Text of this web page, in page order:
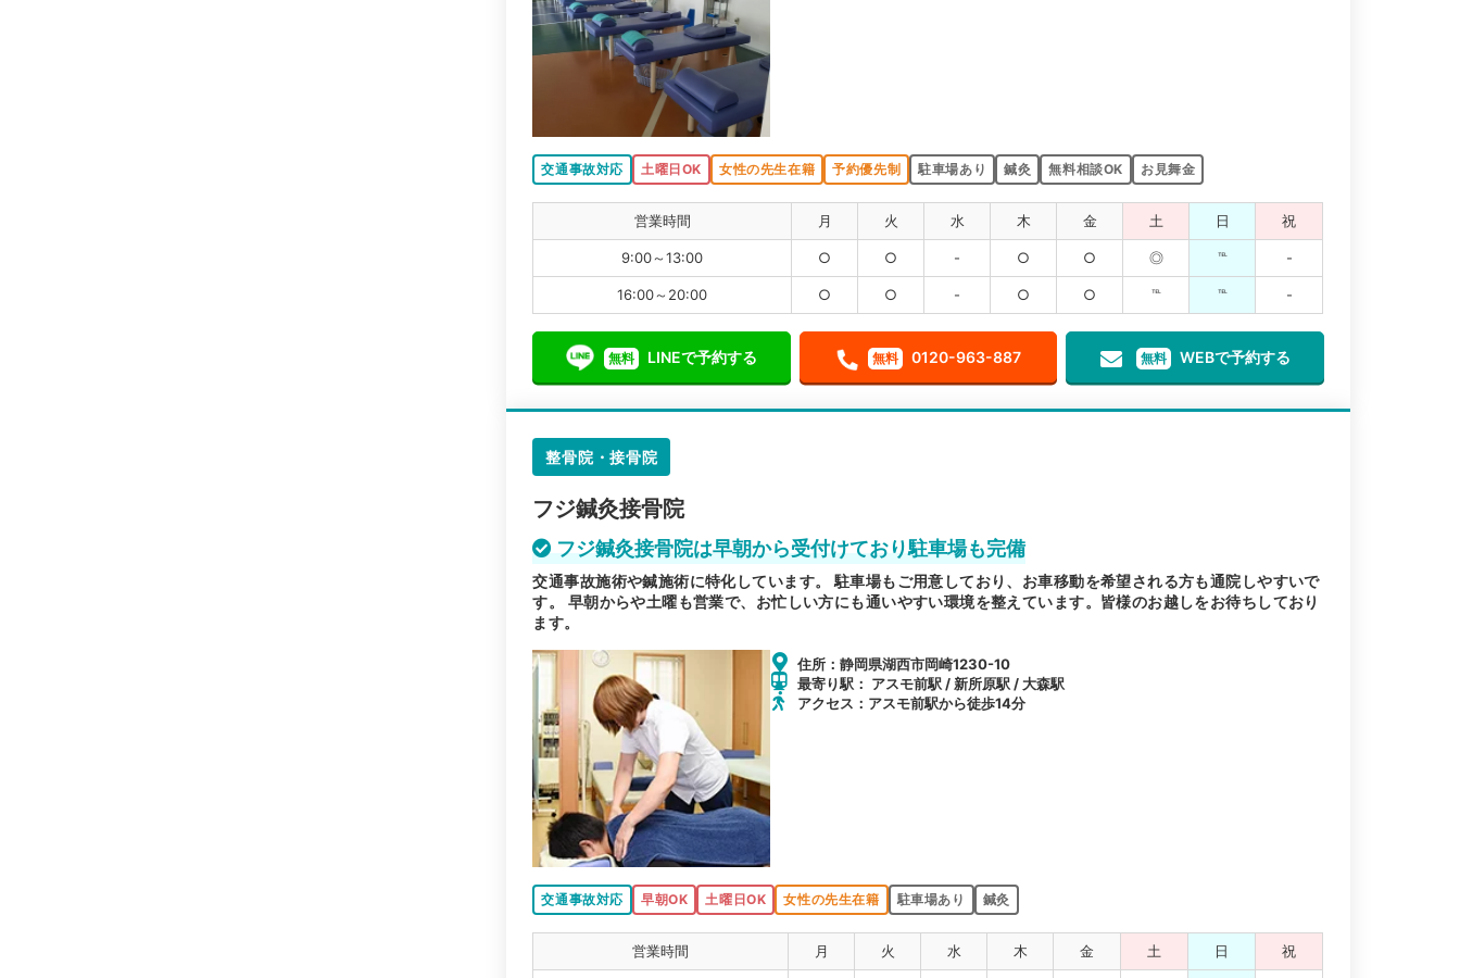
交通事故対応 土曜日OK 女性の先生在籍 予約優先制 駐車場あり 鍼灸 無料相談OK お見舞金
営業時間 月 火 水 木 金 土 日 祝
9:00～13:00 ○ ○ - ○ ○ ◎ ℡ -
16:00～20:00 ○ ○ - ○ ○ ℡ ℡ -
無料 LINEで予約する 無料 0120-963-887 無料 WEBで予約する
整骨院・接骨院
フジ鍼灸接骨院
フジ鍼灸接骨院は早朝から受付けており駐車場も完備
交通事故施術や鍼施術に特化しています。 駐車場もご用意しており、お車移動を希望される方も通院しやすいで
す。 早朝からや土曜も営業で、お忙しい方にも通いやすい環境を整えています。皆様のお越しをお待ちしており
ます。
住所：静岡県湖西市岡崎1230-10
最寄り駅： アスモ前駅 / 新所原駅 / 大森駅
アクセス：アスモ前駅から徒歩14分
交通事故対応 早朝OK 土曜日OK 女性の先生在籍 駐車場あり 鍼灸
営業時間 月 火 水 木 金 土 日 祝